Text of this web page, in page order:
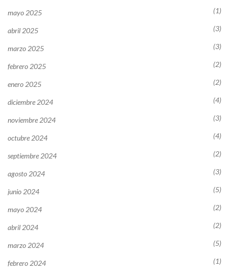
mayo 2025 (1)
abril 2025 (3)
marzo 2025 (3)
febrero 2025 (2)
enero 2025 (2)
diciembre 2024 (4)
noviembre 2024 (3)
octubre 2024 (4)
septiembre 2024 (2)
agosto 2024 (3)
junio 2024 (5)
mayo 2024 (2)
abril 2024 (2)
marzo 2024 (5)
febrero 2024 (1)